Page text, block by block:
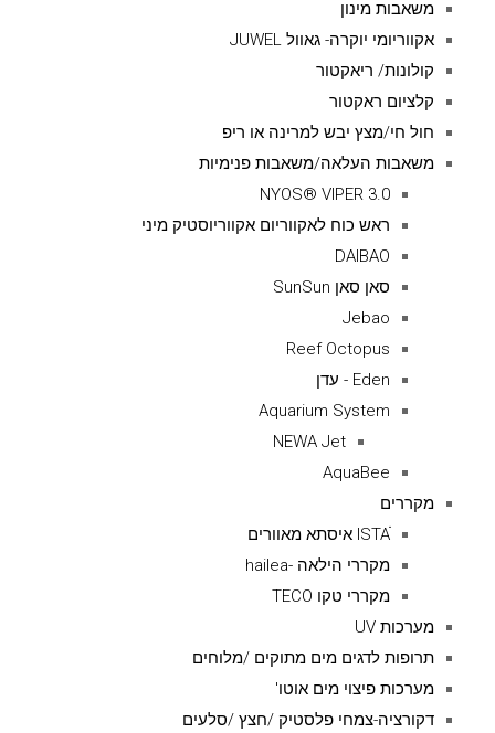
משאבות מינון
אקווריומי יוקרה- גאוול JUWEL
קולונות/ ריאקטור
קלציום ראקטור
חול חי/מצץ יבש למרינה או ריפ
משאבות העלאה/משאבות פנימיות
NYOS® VIPER 3.0
ראש כוח לאקווריום אקווריוסטיק מיני
DAIBAO
סאן סאן SunSun
Jebao
Reef Octopus
Eden - עדן
Aquarium System
NEWA Jet
AquaBee
מקררים
ISTAׁׂ איסתא מאוורים
מקררי הילאה -hailea
מקררי טקו TECO
מערכות UV
תרופות לדגים מים מתוקים /מלוחים
מערכות פיצוי מים אוטו'
דקורציה-צמחי פלסטיק /חצץ /סלעים